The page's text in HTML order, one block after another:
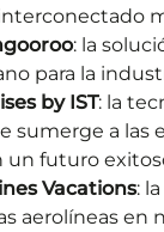
: la
para la
by IST: la
sumerge a las
un futuro
Vacations: l
aerolíneas en